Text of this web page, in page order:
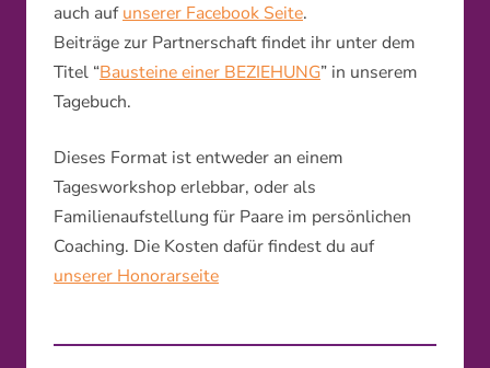
auch aufunserer Facebook Seite.
Beiträge zur Partnerschaft findet ihr unter dem
Titel “Bausteine einer BEZIEHUNG” in unserem
Tagebuch.
Dieses Format ist entweder an einem
Tagesworkshop erlebbar, oder als
Familienaufstellung für Paare im persönlichen
Coaching. Die Kosten dafür findest du auf
unserer Honorarseite